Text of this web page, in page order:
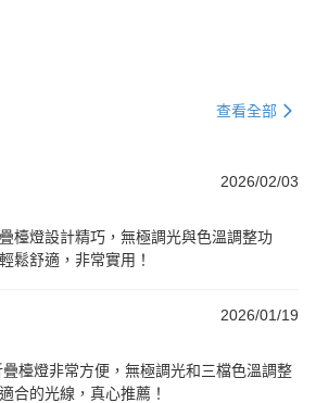
查看全部
2026/02/03
檯燈設計精巧，無極調光與色溫調整功
鬆舒適，非常實用！
2026/01/19
檯燈非常方便，無極調光和三檔色溫調整
合的光線，真心推薦！